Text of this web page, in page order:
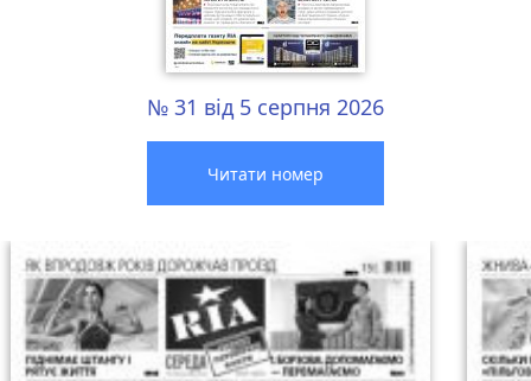
№ 31 від 5 серпня 2026
Читати номер